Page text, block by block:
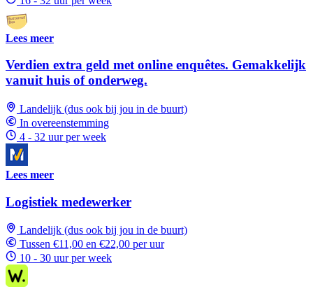
Lees meer
Verdien extra geld met online enquêtes. Gemakkelijk
vanuit huis of onderweg.
Landelijk (dus ook bij jou in de buurt)
In overeenstemming
4 - 32 uur per week
Lees meer
Logistiek medewerker
Landelijk (dus ook bij jou in de buurt)
Tussen €11,00 en €22,00 per uur
10 - 30 uur per week